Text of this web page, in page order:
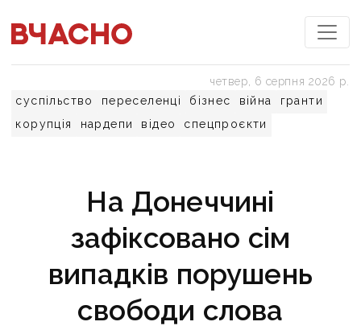
суспільство переселенці бізнес війна
гранти
корупція
нардепи відео спецпроєкти
четвер, 6 серпня 2026 р.
На Донеччині
зафіксовано сім
випадків порушень
свободи слова